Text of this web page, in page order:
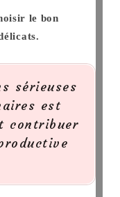
le bon
sérieuses
est
contribuer